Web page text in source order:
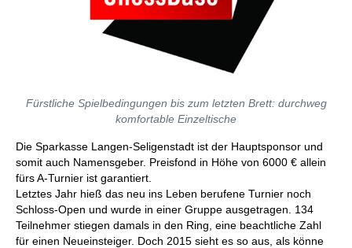
Fürstliche Spielbedingungen bis zum letzten Brett: durchweg
komfortable Einzeltische
Die Sparkasse Langen-Seligenstadt ist der Hauptsponsor und
somit auch Namensgeber. Preisfond in Höhe von 6000 € allein
fürs A-Turnier ist garantiert.
Letztes Jahr hieß das neu ins Leben berufene Turnier noch
Schloss-Open und wurde in einer Gruppe ausgetragen. 134
Teilnehmer stiegen damals in den Ring, eine beachtliche Zahl
für einen Neueinsteiger. Doch 2015 sieht es so aus, als könne